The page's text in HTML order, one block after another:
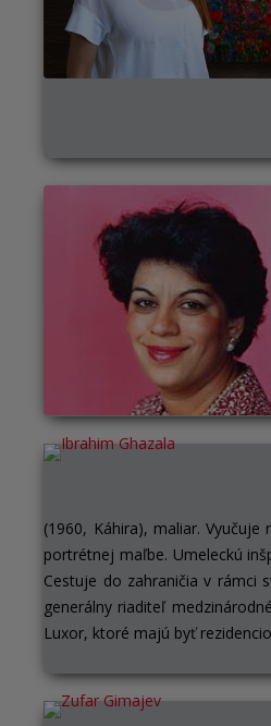
(1960, Káhira), maliar. Vyučuje
portrétnej maľbe. Umeleckú
Cestuje do zahraničia v rámci
generálny riaditeľ
Luxor, ktoré majú byť